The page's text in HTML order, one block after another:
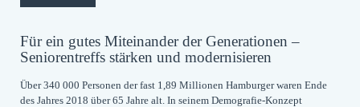
Für ein gutes Miteinander der Generationen –
Seniorentreffs stärken und modernisieren
Über 340 000 Personen der fast 1,89 Millionen Hamburger waren Ende
des Jahres 2018 über 65 Jahre alt. In seinem Demografie-Konzept